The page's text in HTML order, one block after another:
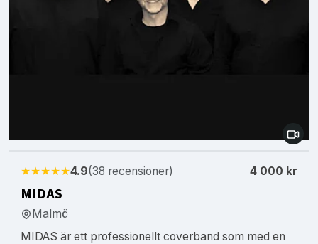
★★★★★4.9(38 recensioner) 4 000 kr
MIDAS
Malmö
MIDAS är ett professionellt coverband som med en